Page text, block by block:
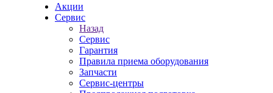
Акции
Сервис
Назад
Сервис
Гарантия
Правила приема оборудования
Запчасти
Сервис-центры